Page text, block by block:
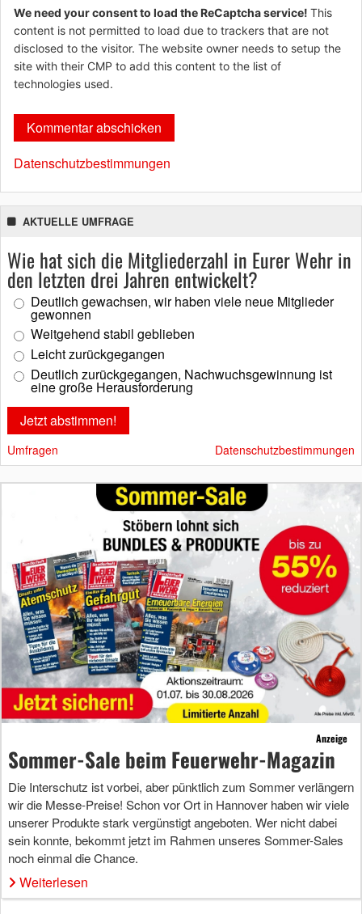
We need your consent to load the ReCaptcha service! This
content is not permitted to load due to trackers that are not
disclosed to the visitor. The website owner needs to setup the
site with their CMP to add this content to the list of
technologies used.
Datenschutzbestimmungen
AKTUELLE UMFRAGE
Wie hat sich die Mitgliederzahl in Eurer Wehr in
den letzten drei Jahren entwickelt?
Deutlich gewachsen, wir haben viele neue Mitglieder
gewonnen
Weitgehend stabil geblieben
Leicht zurückgegangen
Deutlich zurückgegangen, Nachwuchsgewinnung ist
eine große Herausforderung
Umfragen Datenschutzbestimmungen
Anzeige
Sommer-Sale beim Feuerwehr-Magazin
Die Interschutz ist vorbei, aber pünktlich zum Sommer verlängern
wir die Messe-Preise! Schon vor Ort in Hannover haben wir viele
unserer Produkte stark vergünstigt angeboten. Wer nicht dabei
sein konnte, bekommt jetzt im Rahmen unseres Sommer-Sales
noch einmal die Chance.
Weiterlesen